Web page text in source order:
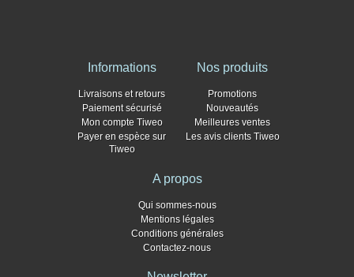
Informations
Livraisons et retours
Paiement sécurisé
Mon compte Tiweo
Payer en espèce sur
Tiweo
Nos produits
Promotions
Nouveautés
Meilleures ventes
Les avis clients Tiweo
A propos
Qui sommes-nous
Mentions légales
Conditions générales
Contactez-nous